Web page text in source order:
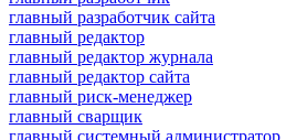
главный разработчик сайта
главный редактор
главный редактор журнала
главный редактор сайта
главный риск-менеджер
главный сварщик
главный системный администратор